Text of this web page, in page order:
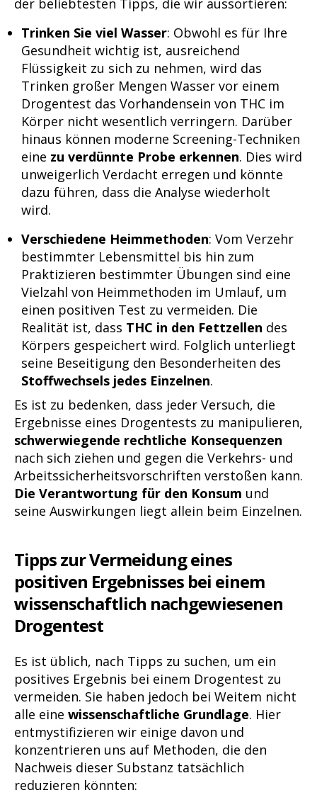
der beliebtesten Tipps, die wir aussortieren:
Trinken Sie viel Wasser: Obwohl es für Ihre
Gesundheit wichtig ist, ausreichend
Flüssigkeit zu sich zu nehmen, wird das
Trinken großer Mengen Wasser vor einem
Drogentest das Vorhandensein von THC im
Körper nicht wesentlich verringern. Darüber
hinaus können moderne Screening-Techniken
eine zu verdünnte Probe erkennen. Dies wird
unweigerlich Verdacht erregen und könnte
dazu führen, dass die Analyse wiederholt
wird.
Verschiedene Heimmethoden: Vom Verzehr
bestimmter Lebensmittel bis hin zum
Praktizieren bestimmter Übungen sind eine
Vielzahl von Heimmethoden im Umlauf, um
einen positiven Test zu vermeiden. Die
Realität ist, dass THC in den Fettzellen des
Körpers gespeichert wird. Folglich unterliegt
seine Beseitigung den Besonderheiten des
Stoffwechsels jedes Einzelnen.
Es ist zu bedenken, dass jeder Versuch, die
Ergebnisse eines Drogentests zu manipulieren,
schwerwiegende rechtliche Konsequenzen
nach sich ziehen und gegen die Verkehrs- und
Arbeitssicherheitsvorschriften verstoßen kann.
Die Verantwortung für den Konsum und
seine Auswirkungen liegt allein beim Einzelnen.
Tipps zur Vermeidung eines
positiven Ergebnisses bei einem
wissenschaftlich nachgewiesenen
Drogentest
Es ist üblich, nach Tipps zu suchen, um ein
positives Ergebnis bei einem Drogentest zu
vermeiden. Sie haben jedoch bei Weitem nicht
alle eine wissenschaftliche Grundlage. Hier
entmystifizieren wir einige davon und
konzentrieren uns auf Methoden, die den
Nachweis dieser Substanz tatsächlich
reduzieren könnten: